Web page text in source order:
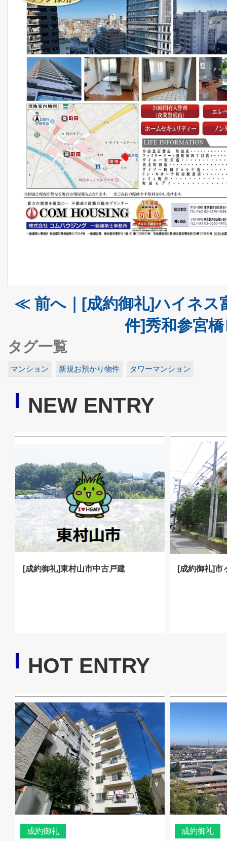
≪ 前へ｜[成約御礼]ハイネス
件]秀和参宮
タグ一覧
マンション 新規お預かり物件 タワーマンション
NEW ENTRY
[成約御礼]東村山市中古戸建 [成約御礼]市
HOT ENTRY
成約御礼 成約御礼